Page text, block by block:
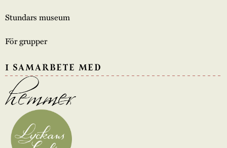
Stundars museum
För grupper
I SAMARBETE MED